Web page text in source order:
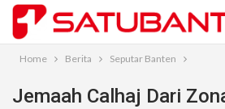
Home Berita Seputar Banten
Jemaah Calhaj Dari